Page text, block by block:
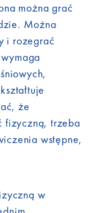
można grać
Można
i rozegrać
że
fizyczną, trzeba
wstępne,
w